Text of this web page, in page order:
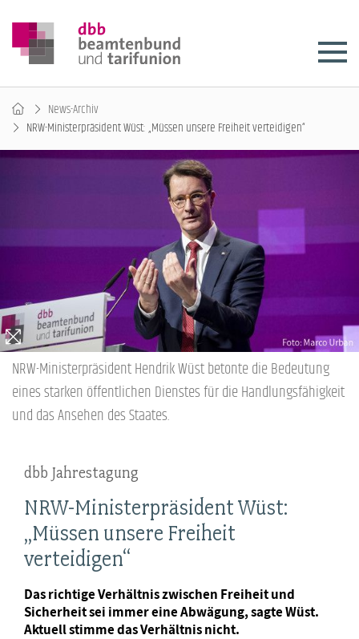
News-Archiv
NRW-Ministerpräsident Wüst: „Müssen unsere Freiheit verteidigen“
NRW-Ministerpräsident Hendrik Wüst betonte die Bedeutung
eines starken öffentlichen Dienstes für die Handlungsfähigkeit
und das Ansehen des Staates.
dbb Jahrestagung
NRW-Ministerpräsident Wüst:
„Müssen unsere Freiheit
verteidigen“
Das richtige Verhältnis zwischen Freiheit und
Sicherheit sei immer eine Abwägung, sagte Wüst.
Aktuell stimme das Verhältnis nicht.